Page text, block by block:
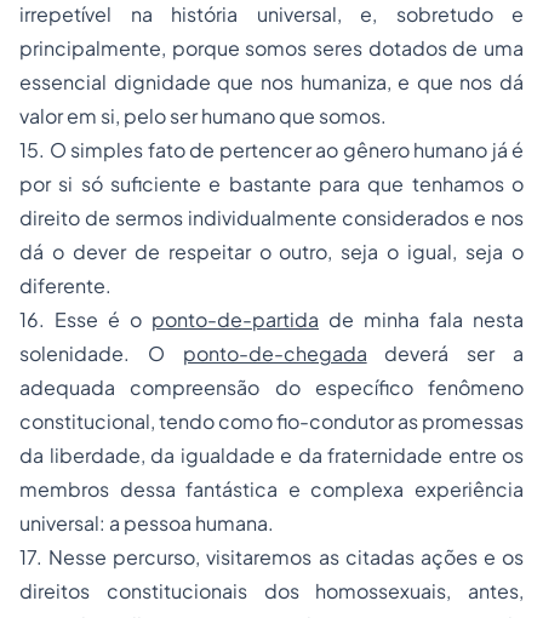
irrepetível na história universal, e, sobretudo e
principalmente, porque somos seres dotados de uma
essencial dignidade que nos humaniza, e que nos dá
valor em si, pelo ser humano que somos.
15. O simples fato de pertencer ao gênero humano já é
por si só suficiente e bastante para que tenhamos o
direito de sermos individualmente considerados e nos
dá o dever de respeitar o outro, seja o igual, seja o
diferente.
16. Esse é o ponto-de-partida de minha fala nesta
solenidade. O ponto-de-chegada deverá ser a
adequada compreensão do específico fenômeno
constitucional, tendo como fio-condutor as promessas
da liberdade, da igualdade e da fraternidade entre os
membros dessa fantástica e complexa experiência
universal: a pessoa humana.
17. Nesse percurso, visitaremos as citadas ações e os
direitos constitucionais dos homossexuais, antes,